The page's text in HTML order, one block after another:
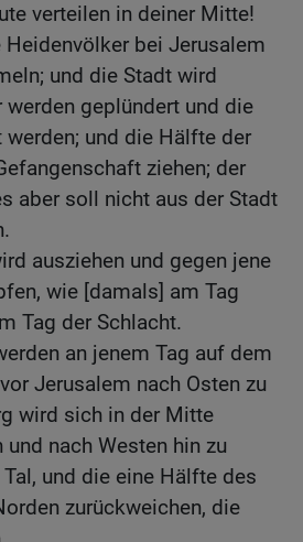
verteilen in deiner Mitte!
Heidenvölker bei Jerusalem
und die Stadt wird
werden geplündert und die
werden; und die Hälfte der
ziehen; der
aber soll nicht aus der Stadt
ausziehen und gegen jene
wie [damals] am Tag
Tag der Schlacht.
an jenem Tag auf dem
Jerusalem nach Osten zu
wird sich in der Mitte
nach Westen hin zu
und die eine Hälfte des
zurückweichen, die